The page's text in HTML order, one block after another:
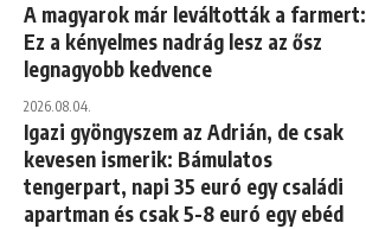
A magyarok már leváltották a farmert:
Ez a kényelmes nadrág lesz az ősz
legnagyobb kedvence
2026.08.04.
Igazi gyöngyszem az Adrián, de csak
kevesen ismerik: Bámulatos
tengerpart, napi 35 euró egy családi
apartman és csak 5-8 euró egy ebéd